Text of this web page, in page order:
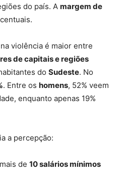
do país. A margem de
violência é maior entre
de capitais e regiões
do Sudeste. No
. Entre os homens, 52% veem
enquanto apenas 19%
a percepção:
de 10 salários mínimos